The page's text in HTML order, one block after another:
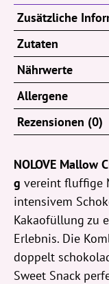
Zusätzliche
Zutaten
Nährwerte
Allergene
Rezensionen (0)
NOLOVE Mallow
g vereint fluffige
intensivem
Kakaofüllung zu
Erlebnis. Die
doppelt
Sweet Snack